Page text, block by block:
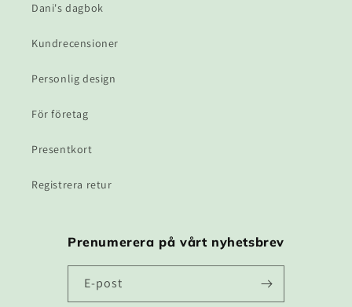
Dani's dagbok
Kundrecensioner
Personlig design
För företag
Presentkort
Registrera retur
Prenumerera på vårt nyhetsbrev
E-post